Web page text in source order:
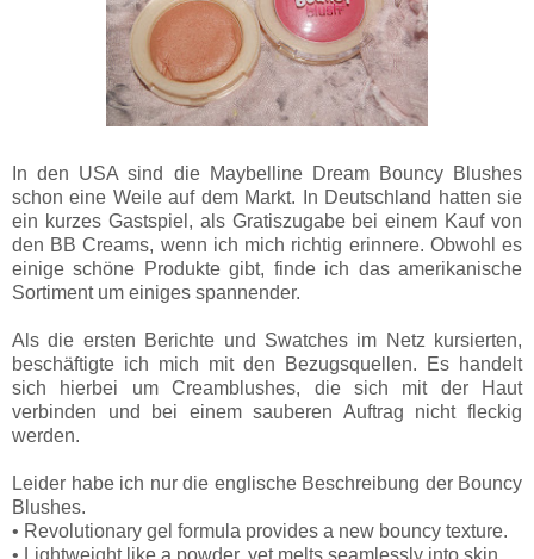
In den USA sind die Maybelline Dream Bouncy Blushes
schon eine Weile auf dem Markt. In Deutschland hatten sie
ein kurzes Gastspiel, als Gratiszugabe bei einem Kauf von
den BB Creams, wenn ich mich richtig erinnere. Obwohl es
einige schöne Produkte gibt, finde ich das amerikanische
Sortiment um einiges spannender.
Als die ersten Berichte und Swatches im Netz kursierten,
beschäftigte ich mich mit den Bezugsquellen. Es handelt
sich hierbei um Creamblushes, die sich mit der Haut
verbinden und bei einem sauberen Auftrag nicht fleckig
werden.
Leider habe ich nur die englische Beschreibung der Bouncy
Blushes.
• Revolutionary gel formula provides a new bouncy texture.
• Lightweight like a powder, yet melts seamlessly into skin